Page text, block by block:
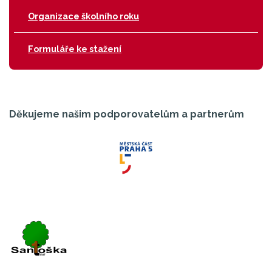
Organizace školního roku
Formuláře ke stažení
Děkujeme našim podporovatelům a partnerům